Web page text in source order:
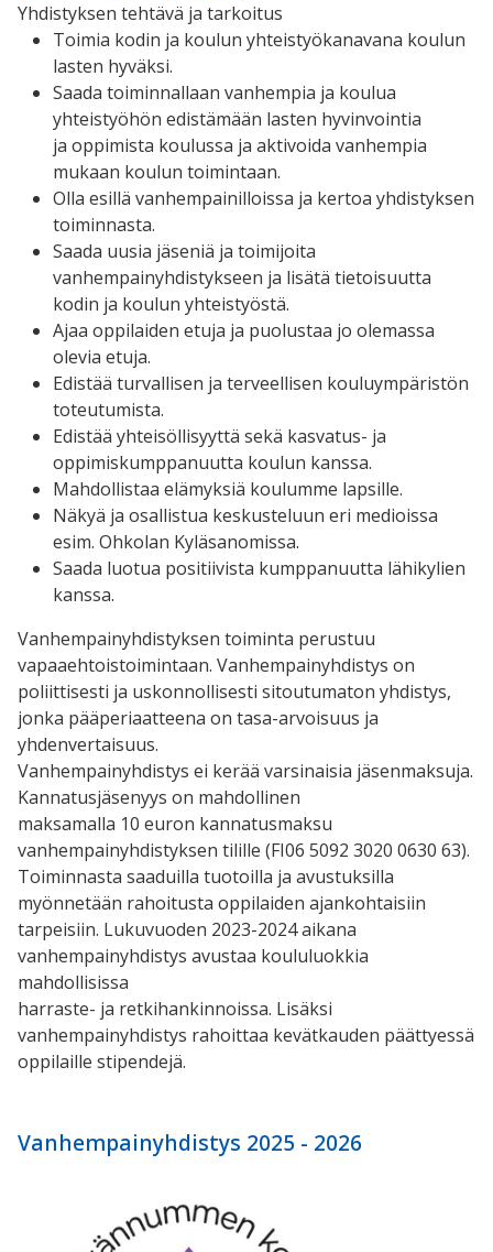
Yhdistyksen tehtävä ja tarkoitus
Toimia kodin ja koulun yhteistyökanavana koulun
lasten hyväksi.
Saada toiminnallaan vanhempia ja koulua
yhteistyöhön edistämään lasten hyvinvointia
ja oppimista koulussa ja aktivoida vanhempia
mukaan koulun toimintaan.
Olla esillä vanhempainilloissa ja kertoa yhdistyksen
toiminnasta.
Saada uusia jäseniä ja toimijoita
vanhempainyhdistykseen ja lisätä tietoisuutta
kodin ja koulun yhteistyöstä.
Ajaa oppilaiden etuja ja puolustaa jo olemassa
olevia etuja.
Edistää turvallisen ja terveellisen kouluympäristön
toteutumista.
Edistää yhteisöllisyyttä sekä kasvatus- ja
oppimiskumppanuutta koulun kanssa.
Mahdollistaa elämyksiä koulumme lapsille.
Näkyä ja osallistua keskusteluun eri medioissa
esim. Ohkolan Kyläsanomissa.
Saada luotua positiivista kumppanuutta lähikylien
kanssa.
Vanhempainyhdistyksen toiminta perustuu
vapaaehtoistoimintaan. Vanhempainyhdistys on
poliittisesti ja uskonnollisesti sitoutumaton yhdistys,
jonka pääperiaatteena on tasa-arvoisuus ja
yhdenvertaisuus.
Vanhempainyhdistys ei kerää varsinaisia jäsenmaksuja.
Kannatusjäsenyys on mahdollinen
maksamalla 10 euron kannatusmaksu
vanhempainyhdistyksen tilille (FI06 5092 3020 0630 63).
Toiminnasta saaduilla tuotoilla ja avustuksilla
myönnetään rahoitusta oppilaiden ajankohtaisiin
tarpeisiin. Lukuvuoden 2023-2024 aikana
vanhempainyhdistys avustaa koululuokkia
mahdollisissa
harraste- ja retkihankinnoissa. Lisäksi
vanhempainyhdistys rahoittaa kevätkauden päättyessä
oppilaille stipendejä.
Vanhempainyhdistys 2025 - 2026